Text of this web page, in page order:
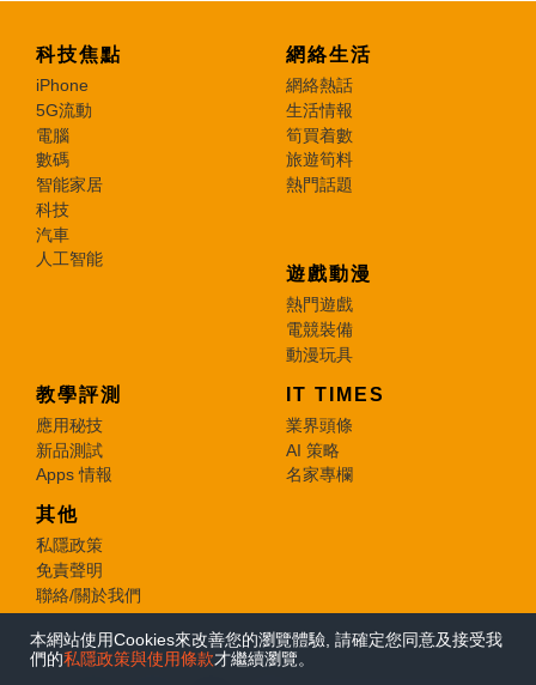
科技焦點
iPhone
5G流動
電腦
數碼
智能家居
科技
汽車
人工智能
網絡生活
網絡熱話
生活情報
筍買着數
旅遊筍料
熱門話題
遊戲動漫
熱門遊戲
電競裝備
動漫玩具
教學評測
應用秘技
新品測試
Apps 情報
IT TIMES
業界頭條
AI 策略
名家專欄
其他
私隱政策
免責聲明
聯絡/關於我們
© 2026 e-zone. All Rights Reserved.
本網站使用Cookies來改善您的瀏覽體驗, 請確定您同意及接受我
們的私隱政策與使用條款才繼續瀏覽。